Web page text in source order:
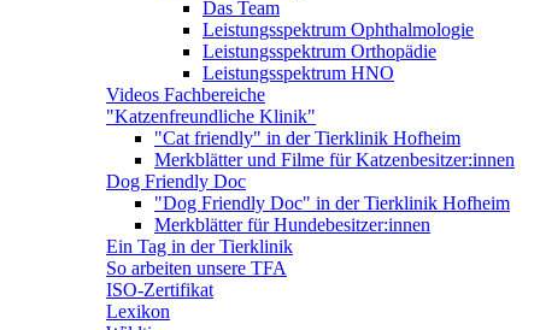
Das Team
Leistungsspektrum Ophthalmologie
Leistungsspektrum Orthopädie
Leistungsspektrum HNO
Videos Fachbereiche
"Katzenfreundliche Klinik"
"Cat friendly" in der Tierklinik Hofheim
Merkblätter und Filme für Katzenbesitzer:innen
Dog Friendly Doc
"Dog Friendly Doc" in der Tierklinik Hofheim
Merkblätter für Hundebesitzer:innen
Ein Tag in der Tierklinik
So arbeiten unsere TFA
ISO-Zertifikat
Lexikon